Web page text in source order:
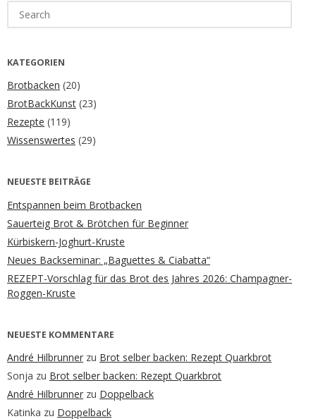
for:
KATEGORIEN
Brotbacken (20)
BrotBackKunst (23)
Rezepte (119)
Wissenswertes (29)
NEUESTE BEITRÄGE
Entspannen beim Brotbacken
Sauerteig Brot & Brötchen für Beginner
Kürbiskern-Joghurt-Kruste
Neues Backseminar: „Baguettes & Ciabatta“
REZEPT-Vorschlag für das Brot des Jahres 2026: Champagner-
Roggen-Kruste
NEUESTE KOMMENTARE
André Hilbrunner zu Brot selber backen: Rezept Quarkbrot
Sonja zu Brot selber backen: Rezept Quarkbrot
André Hilbrunner zu Doppelback
Katinka zu Doppelback